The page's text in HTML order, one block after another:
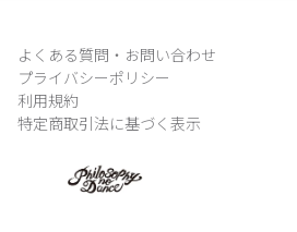
よくある質問・お問い合わせ
プライバシーポリシー
利用規約
特定商取引法に基づく表示